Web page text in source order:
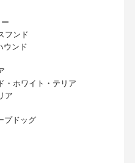
フンド
ウンド
・ホワイト・テリア
ア
プドッグ